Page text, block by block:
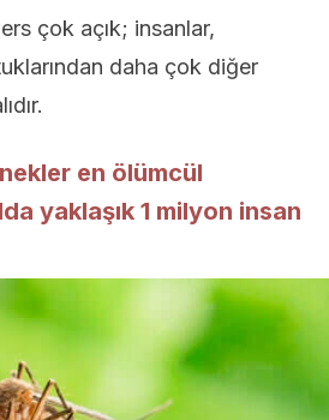
çok açık; insanlar,
daha çok diğer
en ölümcül
yaklaşık 1 milyon insan